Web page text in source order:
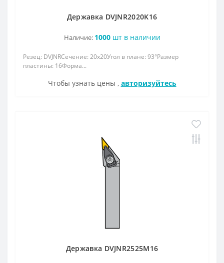
Державка DVJNR2020K16
Наличие: 1000шт в наличии
Резец: DVJNRСечение: 20x20Угол в плане: 93°Размер
пластины: 16Форма...
Чтобы узнать цены , авторизуйтесь
Державка DVJNR2525M16